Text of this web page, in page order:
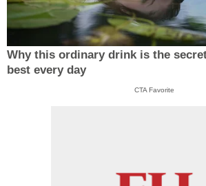
Why this ordinary drink is the
best every day
CTA Favorite